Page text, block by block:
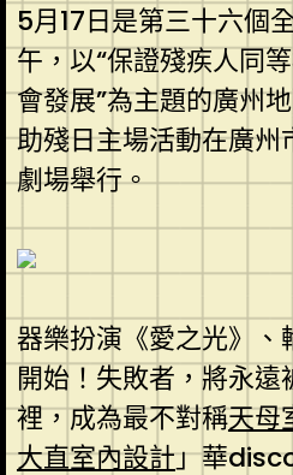
5月17日是第三十六個
午，以“保證殘疾人同
會發展”為主題的廣州
助殘日主場活動在廣州
劇場舉行。
器樂扮演《愛之光》
開始！失敗者，將永遠
裡，成為最不對稱天母
大直室內設計」華